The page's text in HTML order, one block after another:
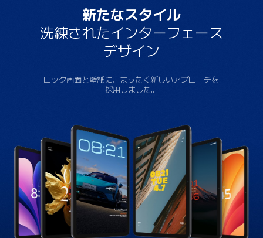
新たなスタイル
洗練されたインターフェース
デザイン
ロック画面と壁紙に、まったく新しいアプローチを
採用しました。